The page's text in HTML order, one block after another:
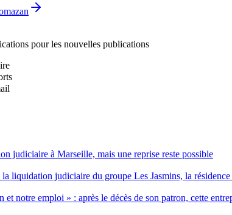
pour les nouvelles publications
judiciaire à Marseille, mais une reprise reste possible
liquidation judiciaire du groupe Les Jasmins, la
notre emploi » : après le décès de son patron, cette